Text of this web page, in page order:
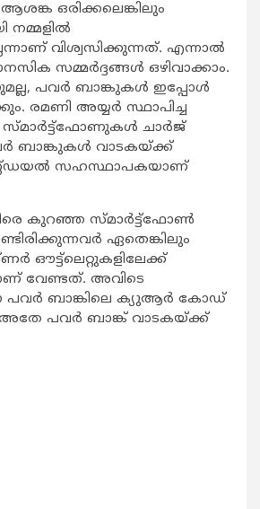
ഒരിക്കലെങ്കിലും
നമ്മളില്‍
വിശ്വസിക്കുന്നത്. എന്നാല്‍
സമ്മര്‍ദ്ദങ്ങള്‍ ഒഴിവാക്കാം.
പവര്‍ ബാങ്കുകള്‍ ഇപ്പോള്‍
രമണി അയ്യര്‍ സ്ഥാപിച്ച
ചാര്‍ജ്
ബാങ്കുകള്‍ വാടകയ്ക്ക്
സഹസ്ഥാപകയാണ്
കുറഞ്ഞ സ്മാര്‍ട്ട്‌ഫോണ്‍
ഏതെങ്കിലും
ഔട്ട്‌ലെറ്റുകളിലേക്ക്
വേണ്ടത്. അവിടെ
പവര്‍ ബാങ്കിലെ ക്യുആര്‍ കോഡ്
പവര്‍ ബാങ്ക് വാടകയ്ക്ക്